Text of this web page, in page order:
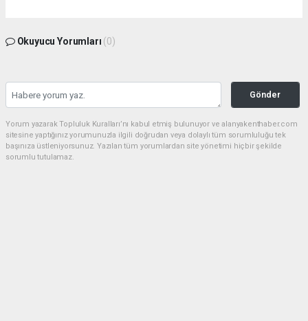
Okuyucu Yorumları (0)
Gönder
Yorum yazarak Topluluk Kuralları’nı kabul etmiş bulunuyor ve alanyakenthaber.com
sitesine yaptığınız yorumunuzla ilgili doğrudan veya dolaylı tüm sorumluluğu tek
başınıza üstleniyorsunuz. Yazılan tüm yorumlardan site yönetimi hiçbir şekilde
sorumlu tutulamaz.